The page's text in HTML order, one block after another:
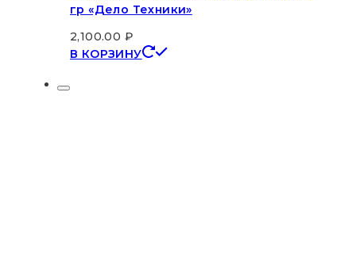
гр «Дело Техники»
2,100.00 ₽
В КОРЗИНУ